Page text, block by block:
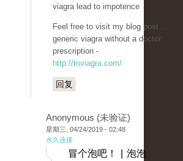
viagra lead to impotence
Feel free to visit my blog post ...
generic viagra without a doctor
prescription -
http://triviagra.com/
回复
Anonymous (未验证)
星期三, 04/24/2019 - 02:48
永久连接
冒个泡吧！ | 泡泡